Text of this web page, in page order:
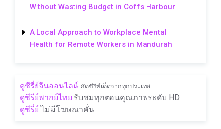
Without Wasting Budget in Coffs Harbour
A Local Approach to Workplace Mental
Health for Remote Workers in Mandurah
ดูซีรี่ย์จีนออนไลน์ คัดซีรีย์เด็ดจากทุกประเทศ
ดูซีรีย์พากย์ไทย รับชมทุกตอนคุณภาพระดับ HD
ดูซีรี่ย์ ไม่มีโฆษณาคั่น